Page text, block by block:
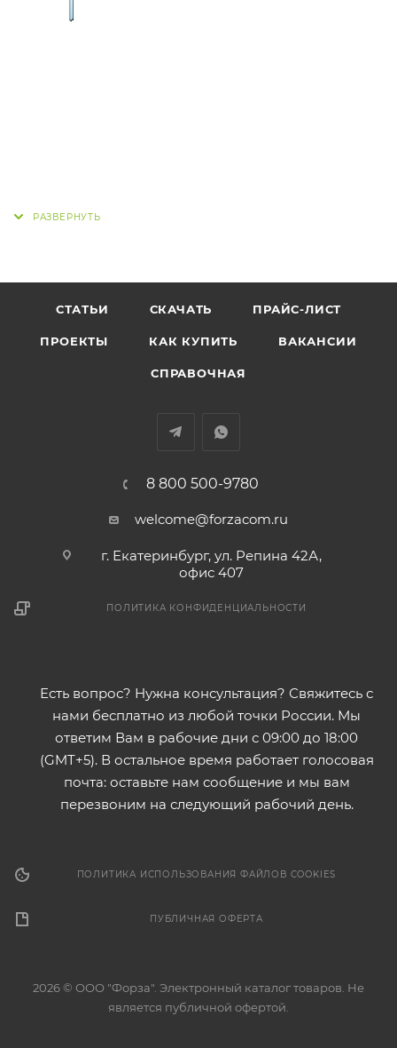
СТАТЬИ СКАЧАТЬ ПРАЙС-ЛИСТ
ПРОЕКТЫ КАК КУПИТЬ ВАКАНСИИ
СПРАВОЧНАЯ
8 800 500-9780
welcome@forzacom.ru
г. Екатеринбург, ул. Репина 42А,
офис 407
ПОЛИТИКА КОНФИДЕНЦИАЛЬНОСТИ
Есть вопрос? Нужна консультация? Свяжитесь с
нами бесплатно из любой точки России. Мы
ответим Вам в рабочие дни с 09:00 до 18:00
(GMT+5). В остальное время работает голосовая
почта: оставьте нам сообщение и мы вам
перезвоним на следующий рабочий день.
ПОЛИТИКА ИСПОЛЬЗОВАНИЯ ФАЙЛОВ COOKIES
ПУБЛИЧНАЯ ОФЕРТА
2026 © ООО "Форза". Электронный каталог товаров. Не
является публичной офертой.